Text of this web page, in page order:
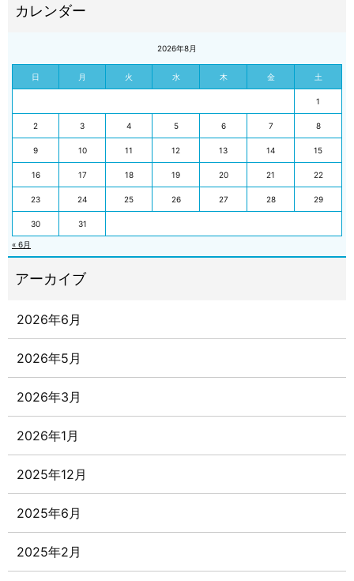
2026年8月
日 月 火 水 木 金 土
1
2 3 4 5 6 7 8
9 10 11 12 13 14 15
16 17 18 19 20 21 22
23 24 25 26 27 28 29
30 31
« 6月
2026年6月
2026年5月
2026年3月
2026年1月
2025年12月
2025年6月
2025年2月